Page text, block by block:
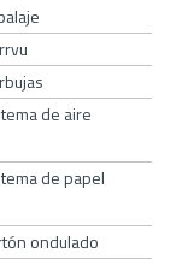
de aire
de papel
ondulado